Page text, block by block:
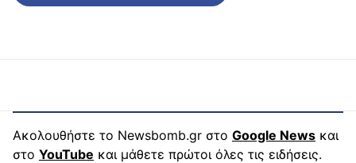
Ακολουθήστε το Newsbomb.gr στο Google News και
στο YouTube και μάθετε πρώτοι όλες τις ειδήσεις.